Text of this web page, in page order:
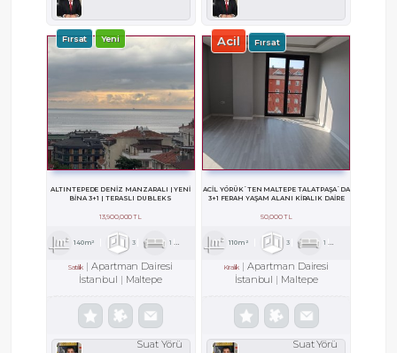
Fırsat Yeni
ALTINTEPEDE DENİZ MANZARALI | YENİ
BİNA 3+1 | TERASLI DUBLEKS
13,900,000 TL
140m² 3 1
Satılık
Apartman Dairesi
İstanbul
Maltepe
Suat Yörü
Acil Fırsat
ACİL YÖRÜK`TEN MALTEPE TALATPAŞA`DA
3+1 FERAH YAŞAM ALANI KİRALIK DAİRE
50,000 TL
110m² 3 1
Kiralık
Apartman Dairesi
İstanbul
Maltepe
Suat Yörü